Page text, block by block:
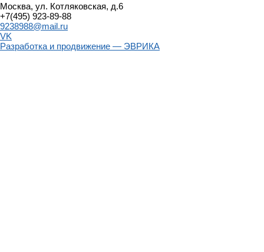
Москва, ул. Котляковская, д.6
+7(495) 923-89-88
9238988@mail.ru
VK
Разработка и продвижение — ЭВРИКА